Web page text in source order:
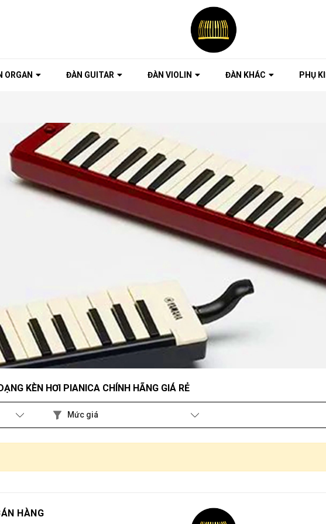
ORGAN ĐÀN GUITAR ĐÀN VIOLIN ĐÀN KHÁC PHỤ
KÈN HƠI PIANICA CHÍNH HÃNG GIÁ RẺ
Mức giá
HÀNG